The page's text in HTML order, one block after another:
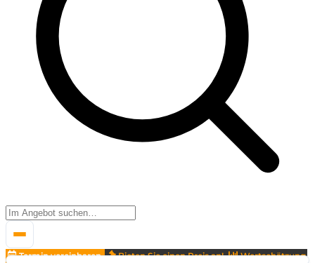
Termin vereinbaren Bieten Sie einen Preis an! Wertschätzung